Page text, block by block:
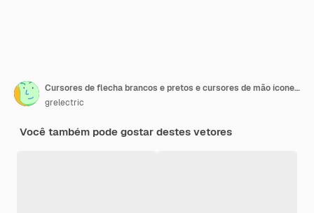
Cursores de flecha brancos e pretos e cursores de mão ícones sinais com ângulos arredondados design de estilo plano
grelectric
Você também pode gostar destes vetores